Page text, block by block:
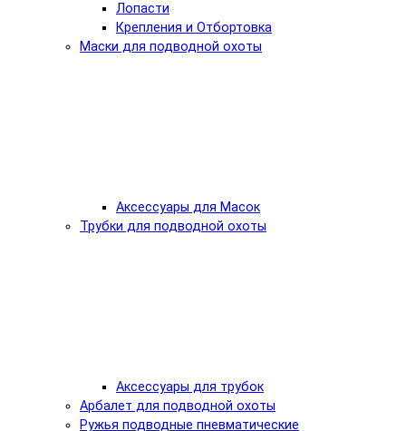
Лопасти
Крепления и Отбортовка
Маски для подводной охоты
Аксессуары для Масок
Трубки для подводной охоты
Аксессуары для трубок
Арбалет для подводной охоты
Ружья подводные пневматические